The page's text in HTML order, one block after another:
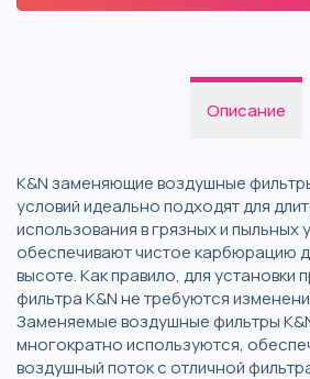
Описание
K&N заменяющие воздушные
условий идеально подходят для
использования в грязных и пыльных
обеспечивают чистое карбюрацию
высоте. Как правило, для установки
фильтра K&N не требуются
Заменяемые воздушные фильтры
многократно используются,
воздушный поток с отличной